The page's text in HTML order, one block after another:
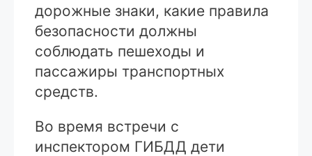
дорожные знаки, какие правила
безопасности должны
соблюдать пешеходы и
пассажиры транспортных
средств.
Во время встречи с
инспектором ГИБДД дети